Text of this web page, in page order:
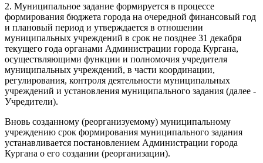
2. Муниципальное задание формируется в процессе
формирования бюджета города на очередной финансовый год
и плановый период и утверждается в отношении
муниципальных учреждений в срок не позднее 31 декабря
текущего года органами Администрации города Кургана,
осуществляющими функции и полномочия учредителя
муниципальных учреждений, в части координации,
регулирования, контроля деятельности муниципальных
учреждений и установления муниципального задания (далее -
Учредители).
Вновь созданному (реорганизуемому) муниципальному
учреждению срок формирования муниципального задания
устанавливается постановлением Администрации города
Кургана о его создании (реорганизации).